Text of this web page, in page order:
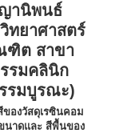
านิพนธ์
ทยาศาสตร์
ฑิต สาขา
รมคลินิก
รมบูรณะ)
องวัสดุเรซินคอม
นาดและ สีพื้นของ